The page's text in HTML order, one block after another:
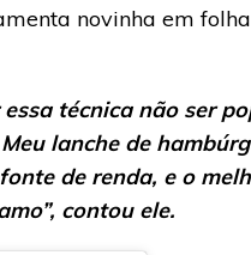
novinha em
técnica não ser
lanche de
de renda, e o
contou ele.